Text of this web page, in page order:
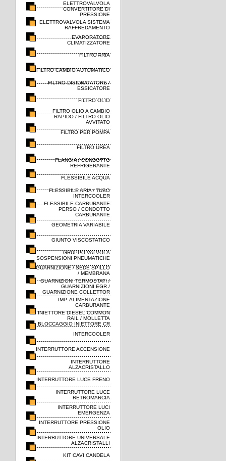
ELETTROVALVOLA
CONVERTITORE DI
PRESSIONE
ELETTROVALVOLA SISTEMA
RAFFREDAMENTO
EVAPORATORE
CLIMATIZZATORE
FILTRO ARIA
FILTRO CAMBIO AUTOMATICO
FILTRO DISIDRATATORE /
ESSICATORE
FILTRO OLIO
FILTRO OLIO A CAMBIO
RAPIDO / FILTRO OLIO
AVVITATO
FILTRO PER POMPA
FILTRO UREA
FLANGIA / CONDOTTO
REFRIGERANTE
FLESSIBILE ACQUA
FLESSIBILE ARIA / TUBO
INTERCOOLER
FLESSIBILE CARBURANTE
PERSO / CONDOTTO
CARBURANTE
GEOMETRIA VARIABILE
GIUNTO VISCOSTATICO
GRUPPO VALVOLA
SOSPENSIONI PNEUMATICHE
GUARNIZIONE / SEDE SPILLO
/ MEMBRANA
GUARNIZIONI TERMOSTATI /
GUARNIZIONI EGR /
GUARNIZIONE COLLETTOR
IMP. ALIMENTAZIONE
CARBURANTE
INIETTORE DIESEL COMMON
RAIL / MOLLETTA
BLOCCAGGIO INIETTORE CR
INTERCOOLER
INTERRUTTORE ACCENSIONE
INTERRUTTORE
ALZACRISTALLO
INTERRUTTORE LUCE FRENO
INTERRUTTORE LUCE
RETROMARCIA
INTERRUTTORE LUCI
EMERGENZA
INTERRUTTORE PRESSIONE
OLIO
INTERRUTTORE UNIVERSALE
ALZACRISTALLI
KIT CAVI CANDELA